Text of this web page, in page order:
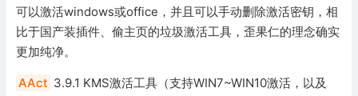
可以激活windows或office，并且可以手动删除激活密钥，相
比于国产装插件、偷主页的垃圾激活工具，歪果仁的理念确实
更加纯净。
AAct 3.9.1 KMS激活工具（支持WIN7~WIN10激活，以及